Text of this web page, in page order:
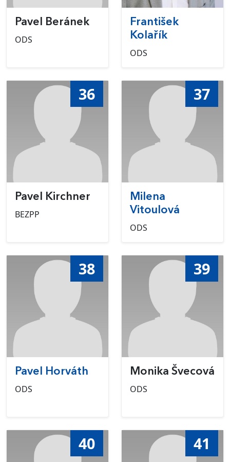
Pavel Beránek
ODS
František
Kolařík
ODS
36
Pavel Kirchner
BEZPP
37
Milena
Vitoulová
ODS
38
Pavel Horváth
ODS
39
Monika Švecová
ODS
40 41